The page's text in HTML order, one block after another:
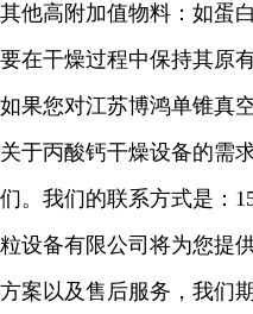
其他高附加值物料：如蛋
要在干燥过程中保持其原
如果您对江苏博鸿单锥真
关于丙酸钙干燥设备的需
们。我们的联系方式是：
粒设备有限公司将为您提
方案以及售后服务，我们